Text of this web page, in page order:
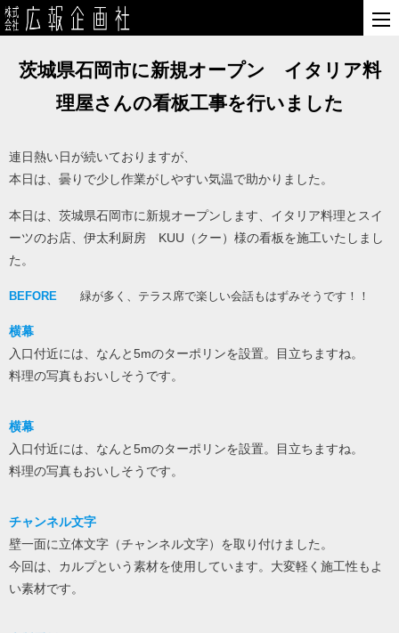
茨城県石岡市に新規オープン イタリア料
理屋さんの看板工事を行いました
連日熱い日が続いておりますが、
本日は、曇りで少し作業がしやすい気温で助かりました。
本日は、茨城県石岡市に新規オープンします、イタリア料理とスイ
ーツのお店、伊太利厨房 KUU（クー）様の看板を施工いたしまし
た。
BEFORE 緑が多く、テラス席で楽しい会話もはずみそうです！！
横幕
入口付近には、なんと5mのターポリンを設置。目立ちますね。
料理の写真もおいしそうです。
横幕
入口付近には、なんと5mのターポリンを設置。目立ちますね。
料理の写真もおいしそうです。
チャンネル文字
壁一面に立体文字（チャンネル文字）を取り付けました。
今回は、カルプという素材を使用しています。大変軽く施工性もよ
い素材です。